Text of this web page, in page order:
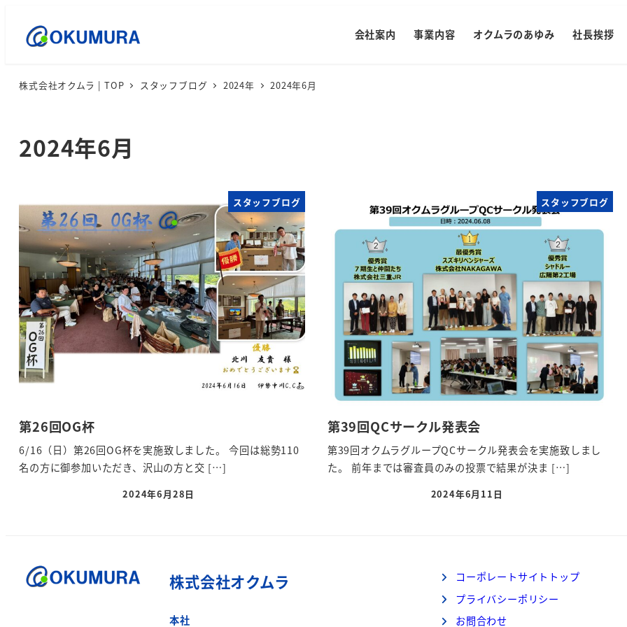
会社案内 事業内容 オクムラのあゆみ 社長挨拶
株式会社オクムラ | TOP スタッフブログ 2024年 2024年6月
2024年6月
スタッフブログ
第26回OG杯
6/16（日）第26回OG杯を実施致しました。 今回は総勢110
名の方に御参加いただき、沢山の方と交 […]
2024年6月28日
スタッフブログ
第39回QCサークル発表会
第39回オクムラグループQCサークル発表会を実施致しまし
た。 前年までは審査員のみの投票で結果が決ま […]
2024年6月11日
株式会社オクムラ
本社
コーポレートサイトトップ
プライバシーポリシー
お問合わせ